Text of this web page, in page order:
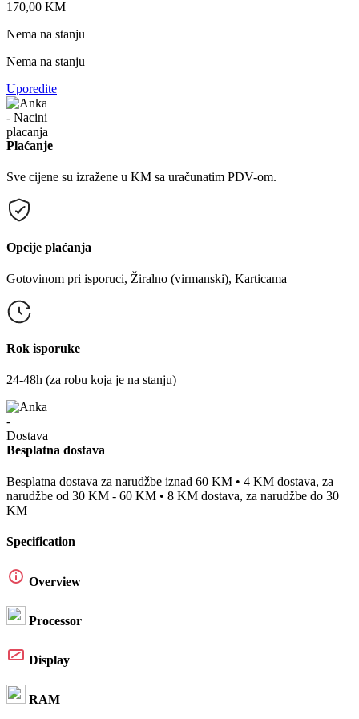
170,00 KM
Nema na stanju
Nema na stanju
Uporedite
Plaćanje
Sve cijene su izražene u KM sa uračunatim PDV-om.
Opcije plaćanja
Gotovinom pri isporuci, Žiralno (virmanski), Karticama
Rok isporuke
24-48h (za robu koja je na stanju)
Besplatna dostava
Besplatna dostava za narudžbe iznad 60 KM • 4 KM dostava, za
narudžbe od 30 KM - 60 KM • 8 KM dostava, za narudžbe do 30
KM
Specification
Overview
Processor
Display
RAM